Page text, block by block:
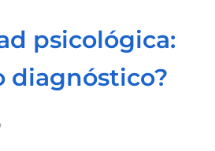
psicológica:
diagnóstico?